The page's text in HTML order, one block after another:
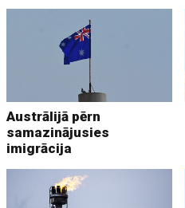
Austrālijā pērn
samazinājusies
imigrācija